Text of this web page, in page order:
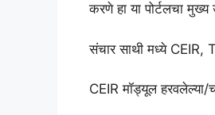
करणे हा या पोर्टलचा
संचार साथी मध्ये CEIR,
CEIR मॉड्यूल हरवलेल्या/